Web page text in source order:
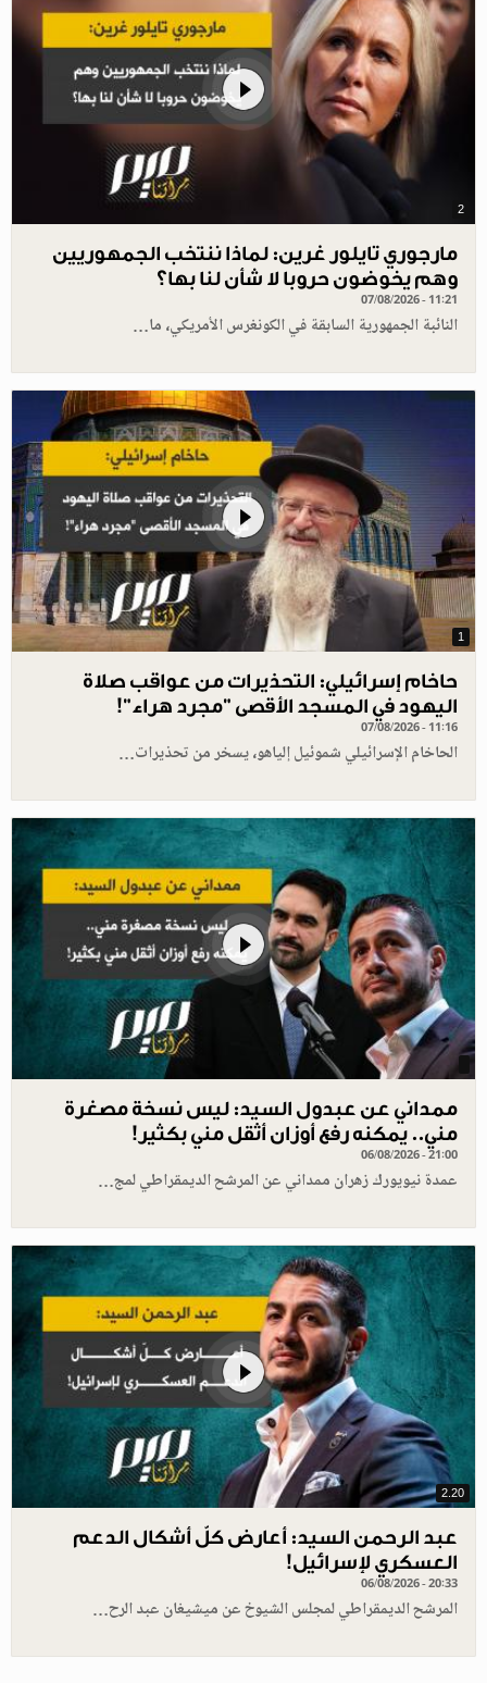
2
مارجوري تايلور غرين: لماذا ننتخب الجمهوريين
وهم يخوضون حروبا لا شأن لنا بها؟
07/08/2026 - 11:21
النائبة الجمهورية السابقة في الكونغرس الأمريكي، ما…
1
حاخام إسرائيلي: التحذيرات من عواقب صلاة
اليهود في المسجد الأقصى "مجرد هراء"!
07/08/2026 - 11:16
الحاخام الإسرائيلي شموئيل إلياهو، يسخر من تحذيرات…
ممداني عن عبدول السيد: ليس نسخة مصغرة
مني.. يمكنه رفع أوزان أثقل مني بكثير!
06/08/2026 - 21:00
عمدة نيويورك زهران ممداني عن المرشح الديمقراطي لمج…
2.20
عبد الرحمن السيد: أعارض كلّ أشكال الدعم
العسكري لإسرائيل!
06/08/2026 - 20:33
المرشح الديمقراطي لمجلس الشيوخ عن ميشيغان عبد الرح…